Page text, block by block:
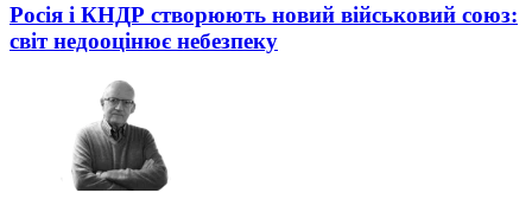
Росія і КНДР створюють новий військовий союз:
світ недооцінює небезпеку